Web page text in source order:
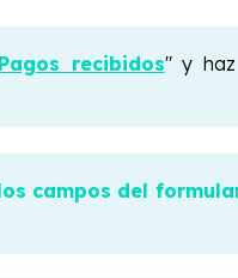
recibidos" y
campos del